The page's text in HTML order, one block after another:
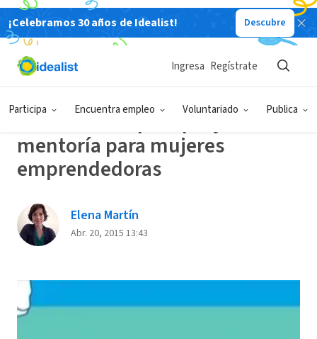
¡Celebramos 30 años de Idealist! Descubre
Participa Encuentra empleo Voluntariado Publica
Ingresa Regístrate
Back
Financiación para proyectos de
mentoría para mujeres
emprendedoras
Elena Martín
Abr. 20, 2015 13:43